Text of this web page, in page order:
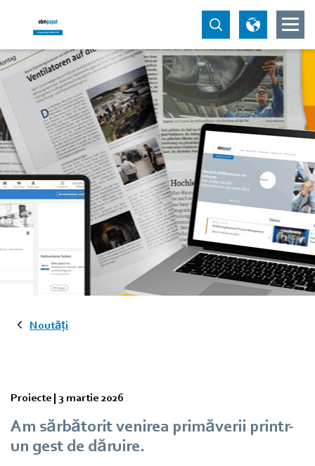
Noutăți
Proiecte | 3 martie 2026
Am sărbătorit venirea primăverii printr-
un gest de dăruire.